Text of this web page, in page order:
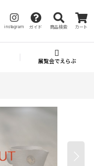
instagram ガイド 商品検索 カート
展覧会でえらぶ